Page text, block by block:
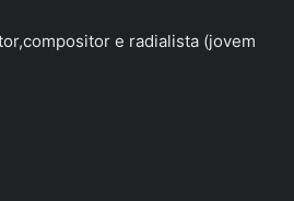
e radialista (jovem